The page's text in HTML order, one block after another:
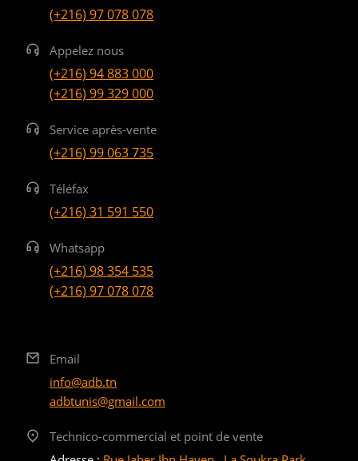
(+216) 97 078 078
Appelez nous
(+216) 94 883 000
(+216) 99 329 000
Service après-vente
(+216) 99 063 735
Téléfax
(+216) 31 591 550
Whatsapp
(+216) 98 354 535
(+216) 97 078 078
Email
info@adb.tn
adbtunis@gmail.com
Technico-commercial et point de vente